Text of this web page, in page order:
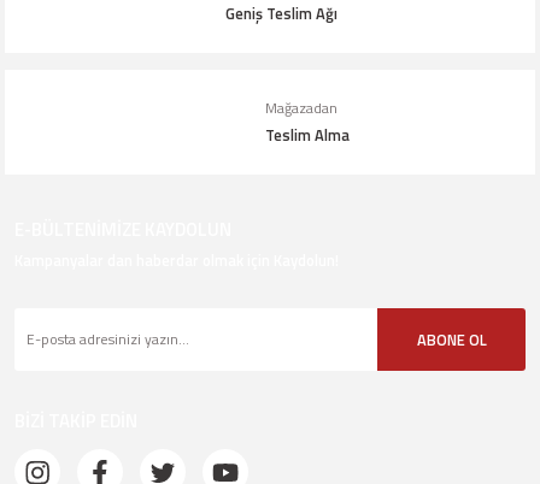
Geniş Teslim Ağı
Mağazadan
Teslim Alma
ABONE OL